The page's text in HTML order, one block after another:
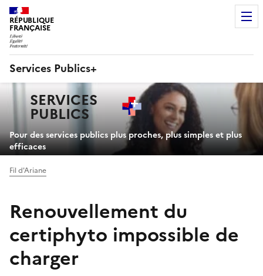
RÉPUBLIQUE
FRANÇAISE
Services Publics+
principaleSERVICES
PUBLICS+
Pour des services publics plus proches, plus simples et plus
efficaces
Fil d'Ariane
Renouvellement du
certiphyto impossible de
charger